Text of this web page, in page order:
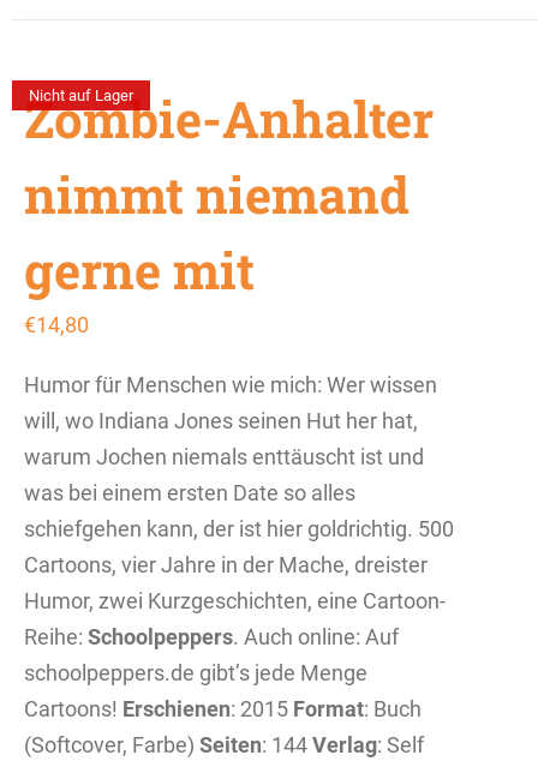
Nicht auf Lager
Zombie-Anhalter
nimmt niemand
gerne mit
€14,80
Humor für Menschen wie mich: Wer wissen
will, wo Indiana Jones seinen Hut her hat,
warum Jochen niemals enttäuscht ist und
was bei einem ersten Date so alles
schiefgehen kann, der ist hier goldrichtig. 500
Cartoons, vier Jahre in der Mache, dreister
Humor, zwei Kurzgeschichten, eine Cartoon-
Reihe: Schoolpeppers. Auch online: Auf
schoolpeppers.de gibt’s jede Menge
Cartoons! Erschienen: 2015 Format: Buch
(Softcover, Farbe) Seiten: 144Verlag: Self